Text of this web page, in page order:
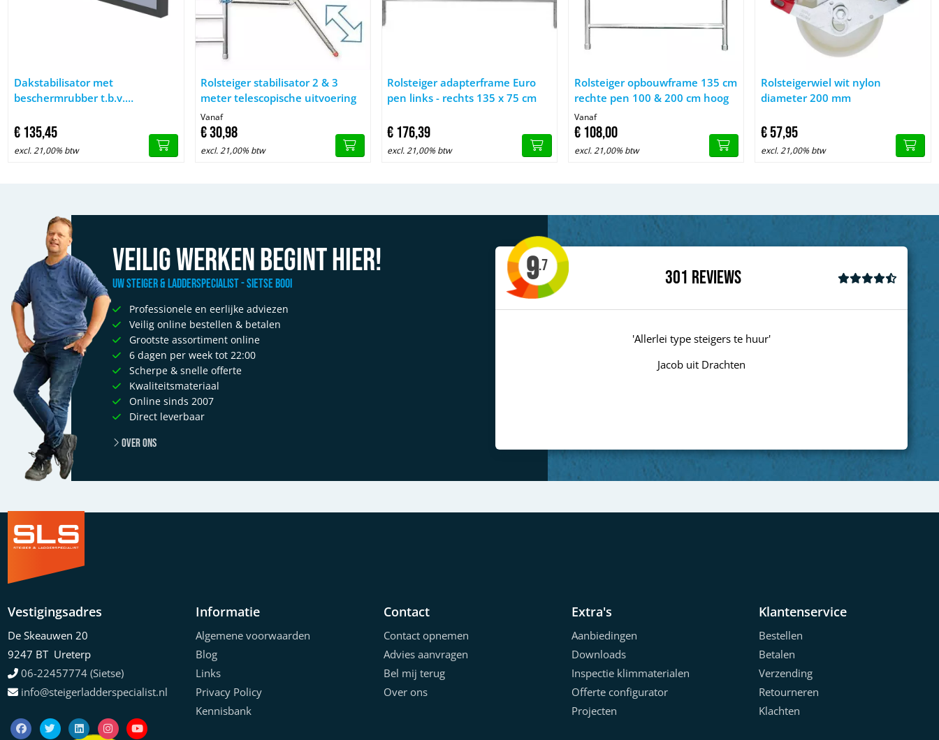
Afbeelding Dakstabilisator met beschermrubber t.b.v. daksteiger
Dakstabilisator met
beschermrubber t.b.v.
€135,45
excl. 21,00% btw
Afbeelding Rolsteiger stabilisator 2 & 3 meter telescopische uitvoering
Rolsteiger stabilisator 2 & 3
meter telescopische uitvoering
Vanaf
€30,98
excl. 21,00% btw
Afbeelding Rolsteiger adapterframe Euro pen links - rechts 135 x 75 cm
Rolsteiger adapterframe Euro
pen links - rechts 135 x 75 cm
€176,39
excl. 21,00% btw
Afbeelding Rolsteiger opbouwframe 135 cm rechte pen 100 & 200 cm hoog
Rolsteiger opbouwframe 135 cm
rechte pen 100 & 200 cm hoog
Vanaf
€108,00
excl. 21,00% btw
Afbeelding Rolsteigerwiel wit nylon
Rolsteigerwiel wit nylon
diameter 200 mm
€57,95
excl. 21,00% btw
Veilig werken begint hier!
Uw Steiger & Ladderspecialist - Sietse Booi
Professionele en eerlijke adviezen
Veilig online bestellen & betalen
Grootste assortiment online
6 dagen per week tot 22:00
Scherpe & snelle offerte
Kwaliteitsmateriaal
Online sinds 2007
Direct leverbaar
Over ons
9.7
301 Reviews
Vestigingsadres
De Skeauwen 20
9247 BT Ureterp
06-22457774 (Sietse)
info@steigerladderspecialist.nl
Informatie
Algemene voorwaarden
Blog
Links
Privacy Policy
Kennisbank
Contact
Contact opnemen
Advies aanvragen
Bel mij terug
Over ons
Extra's
Aanbiedingen
Downloads
Inspectie klimmaterialen
Offerte configurator
Projecten
Klantenservice
Bestellen
Betalen
Verzending
Retourneren
Klachten